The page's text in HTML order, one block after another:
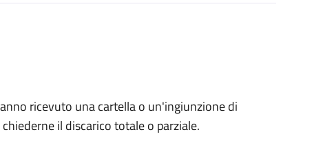
ricevuto una cartella o un'ingiunzione di
il discarico totale o parziale.